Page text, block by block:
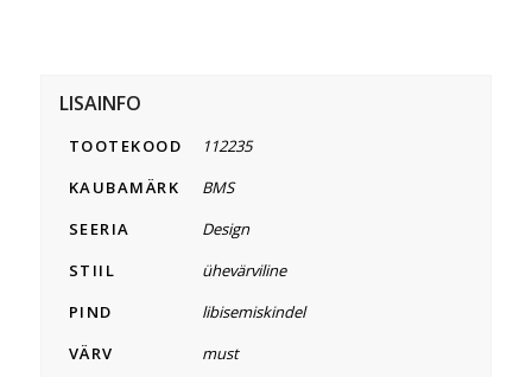
LISAINFO
TOOTEKOOD
112235
KAUBAMÄRK
BMS
SEERIA
Design
STIIL
ühevärviline
PIND
libisemiskindel
VÄRV
must